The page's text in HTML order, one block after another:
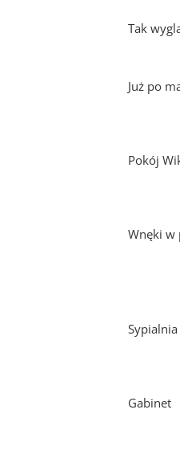
Tak
Już po
Pokój
Wnęki w
Sypialnia
Gabinet